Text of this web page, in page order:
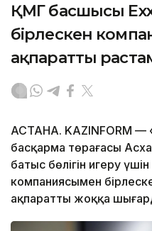
ҚМГ басшысы
бірлескен
ақпаратты
АСТАНА. KAZINFORM —
басқарма төрағасы
батыс бөлігін игеру
компаниясымен
ақпаратты жоққа